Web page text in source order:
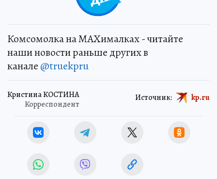
Комсомолка на MAXималках - читайте
наши новости раньше других в
канале @truekpru
Кристина КОСТИНА
Корреспондент
Источник: kp.ru